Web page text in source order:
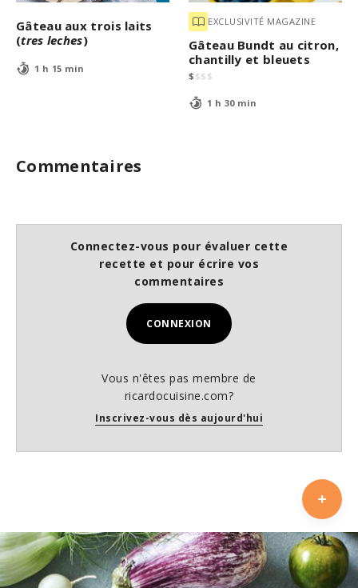
Gâteau aux trois laits
(tres leches)
1 h 15 min
EXCLUSIVITÉ MAGAZINE
Gâteau Bundt au citron,
chantilly et bleuets
$ $$ $
1 h 30 min
Commentaires
Connectez-vous pour évaluer cette
recette et pour écrire vos
commentaires
CONNEXION
Vous n'êtes pas membre de
ricardocuisine.com?
Inscrivez-vous dès aujourd'hui